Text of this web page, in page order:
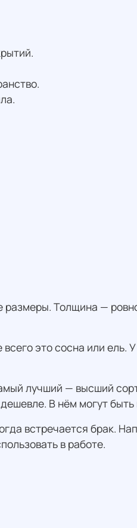
размеры. Толщина —
это сосна или
лучший — высший
В нём могут
встречается брак.
в работе.